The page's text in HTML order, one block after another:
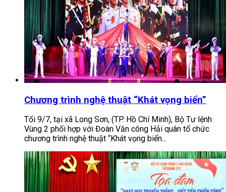
Chương trình nghệ thuật “Khát vọng biển”
Tối 9/7, tại xã Long Sơn, (TP. Hồ Chí Minh), Bộ Tư lệnh
Vùng 2 phối hợp với Đoàn Văn công Hải quân tổ chức
chương trình nghệ thuật “Khát vọng biển...